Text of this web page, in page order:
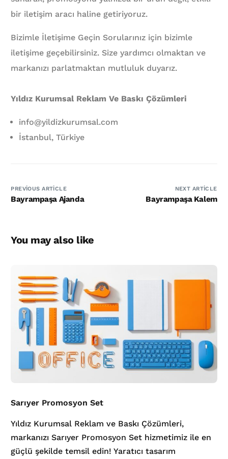
bir iletişim aracı haline getiriyoruz.
Bizimle İletişime Geçin Sorularınız için bizimle
iletişime geçebilirsiniz. Size yardımcı olmaktan ve
markanızı parlatmaktan mutluluk duyarız.
Yıldız Kurumsal Reklam Ve Baskı Çözümleri
info@yildizkurumsal.com
İstanbul, Türkiye
PREVIOUS ARTICLE
Bayrampaşa Ajanda
NEXT ARTICLE
Bayrampaşa Kalem
You may also like
Sarıyer Promosyon Set
Yıldız Kurumsal Reklam ve Baskı Çözümleri,
markanızı Sarıyer Promosyon Set hizmetimiz ile en
güçlü şekilde temsil edin! Yaratıcı tasarım